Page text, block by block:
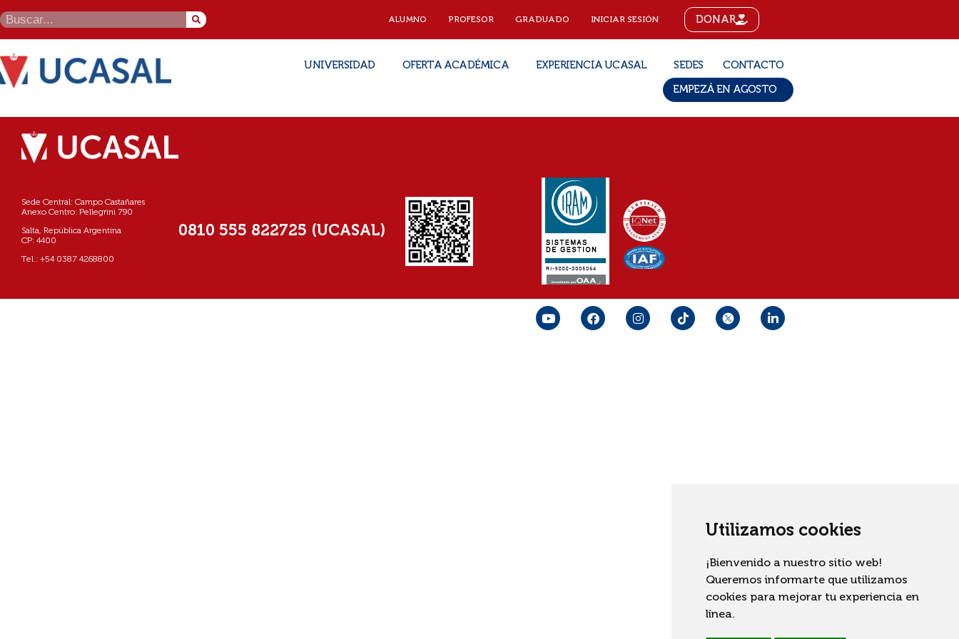
Utilizamos cookies
¡Bienvenido a nuestro sitio web!
Queremos informarte que utilizamos
cookies para mejorar tu experiencia en
línea.
ALUMNO PROFESOR GRADUADO INICIAR SESIÓN DONAR
UNIVERSIDAD OFERTA ACADÉMICA EXPERIENCIA UCASAL SEDES CONTACTO
EMPEZÁ EN AGOSTO
Sede Central: Campo Castañares
Anexo Centro: Pellegrini 790
Salta, República Argentina
CP: 4400
Tel.: +54 0387 4268800
0810 555 822725 (UCASAL)